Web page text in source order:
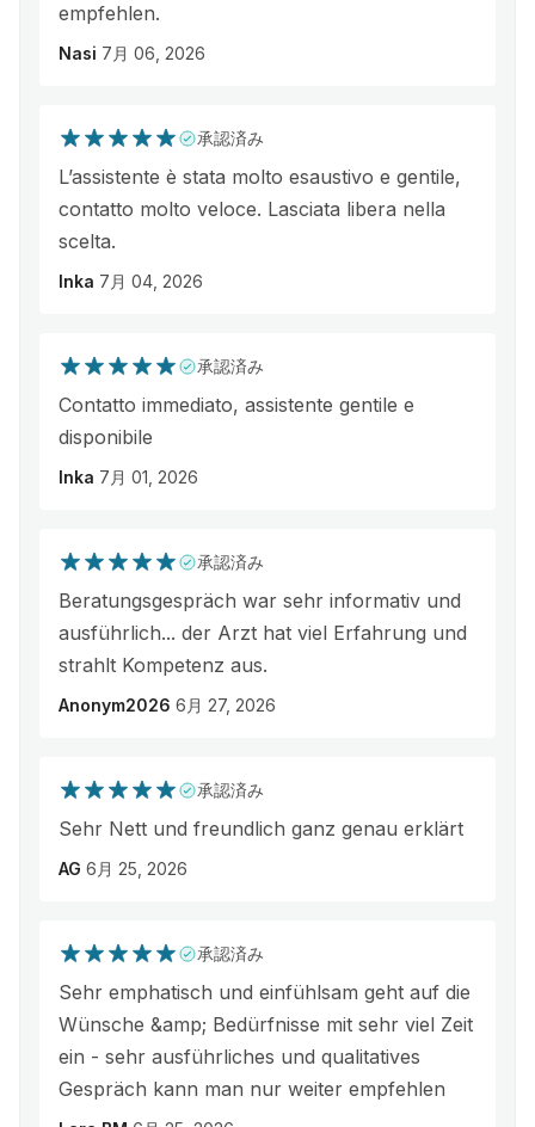
empfehlen.
Nasi 7月 06, 2026
承認済み
L’assistente è stata molto esaustivo e gentile,
contatto molto veloce. Lasciata libera nella
scelta.
Inka 7月 04, 2026
承認済み
Contatto immediato, assistente gentile e
disponibile
Inka 7月 01, 2026
承認済み
Beratungsgespräch war sehr informativ und
ausführlich... der Arzt hat viel Erfahrung und
strahlt Kompetenz aus.
Anonym2026 6月 27, 2026
承認済み
Sehr Nett und freundlich ganz genau erklärt
AG 6月 25, 2026
承認済み
Sehr emphatisch und einfühlsam geht auf die
Wünsche &amp; Bedürfnisse mit sehr viel Zeit
ein - sehr ausführliches und qualitatives
Gespräch kann man nur weiter empfehlen